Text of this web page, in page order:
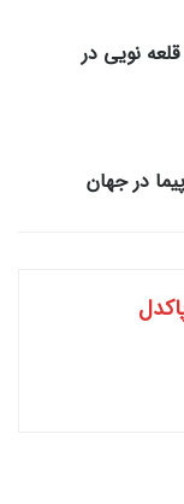
نویی در
در جهان